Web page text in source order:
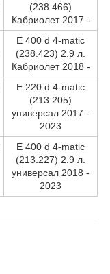
(238.466)
Кабриолет 2017 -
E 400 d 4-matic
(238.423) 2.9 л.
Кабриолет 2018 -
E 220 d 4-matic
(213.205)
универсал 2017 -
2023
E 400 d 4-matic
(213.227) 2.9 л.
универсал 2018 -
2023